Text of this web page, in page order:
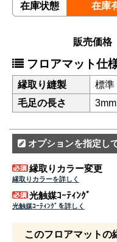
在庫状態 在庫
販売価格
フロアマット仕
縁取り縫製
標準
毛足の長さ
3mm
オプションを指定し
縁取りカラー変更
縁取りカラーを詳しく
光触媒ｺｰﾃｨﾝｸﾞ
光触媒ｺｰﾃｨﾝｸﾞを詳しく
このフロアマットの